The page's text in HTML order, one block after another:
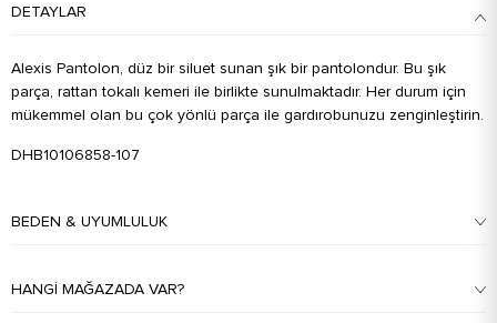
DETAYLAR
Alexis Pantolon, düz bir siluet sunan şık bir pantolondur. Bu şık
parça, rattan tokalı kemeri ile birlikte sunulmaktadır. Her durum için
mükemmel olan bu çok yönlü parça ile gardırobunuzu zenginleştirin.
DHB10106858-107
BEDEN & UYUMLULUK
HANGI MAĞAZADA VAR?